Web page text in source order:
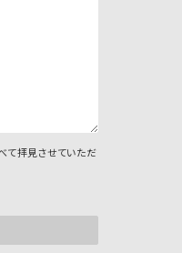
て拝見させていただ